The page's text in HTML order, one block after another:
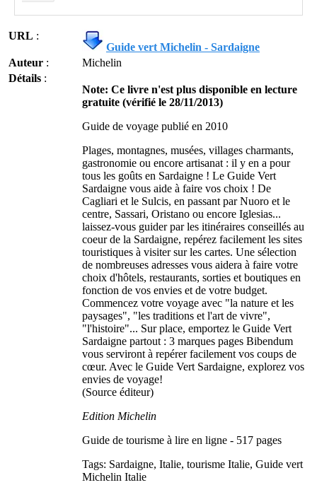
URL :
Guide vert Michelin - Sardaigne
Auteur :
Michelin
Détails :
Note: Ce livre n'est plus disponible en lecture
gratuite (vérifié le 28/11/2013)
Guide de voyage publié en 2010
Plages, montagnes, musées, villages charmants,
gastronomie ou encore artisanat : il y en a pour
tous les goûts en Sardaigne ! Le Guide Vert
Sardaigne vous aide à faire vos choix ! De
Cagliari et le Sulcis, en passant par Nuoro et le
centre, Sassari, Oristano ou encore Iglesias...
laissez-vous guider par les itinéraires conseillés au
coeur de la Sardaigne, repérez facilement les sites
touristiques à visiter sur les cartes. Une sélection
de nombreuses adresses vous aidera à faire votre
choix d'hôtels, restaurants, sorties et boutiques en
fonction de vos envies et de votre budget.
Commencez votre voyage avec "la nature et les
paysages", "les traditions et l'art de vivre",
"l'histoire"... Sur place, emportez le Guide Vert
Sardaigne partout : 3 marques pages Bibendum
vous serviront à repérer facilement vos coups de
cœur. Avec le Guide Vert Sardaigne, explorez vos
envies de voyage!
(Source éditeur)
Edition Michelin
Guide de tourisme à lire en ligne - 517 pages
Tags: Sardaigne, Italie, tourisme Italie, Guide vert
Michelin Italie